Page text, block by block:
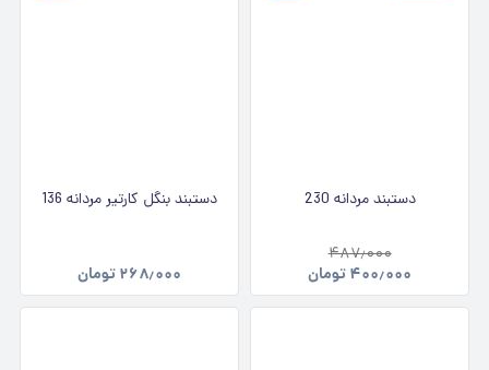
دستبند مردانه 230
۴۸۷٫۰۰۰
۴۰۰٫۰۰۰تومان
دستبند بنگل کارتیر مردانه 136
۲۶۸٫۰۰۰تومان